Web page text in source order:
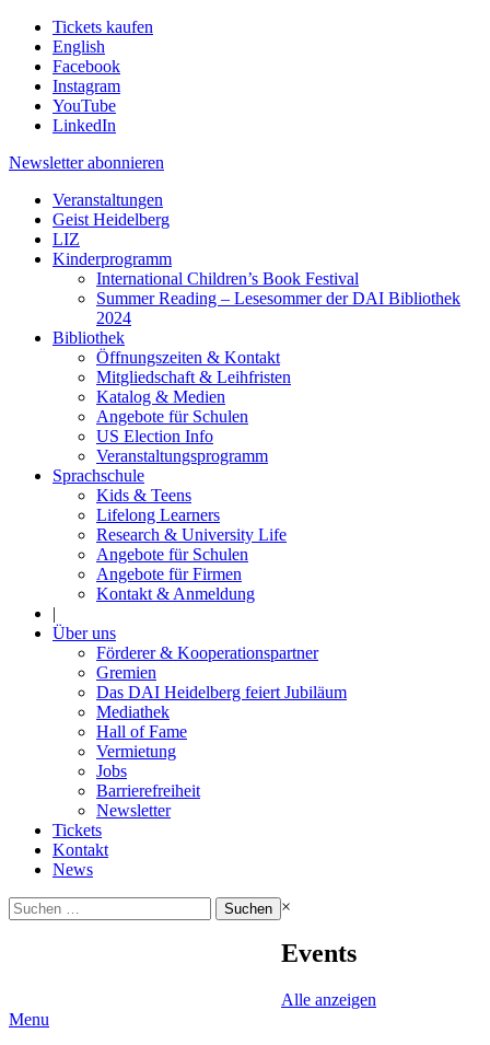
Tickets kaufen
English
Facebook
Instagram
YouTube
LinkedIn
Newsletter abonnieren
Veranstaltungen
Geist Heidelberg
LIZ
Kinderprogramm
International Children’s Book Festival
Summer Reading – Lesesommer der DAI Bibliothek
2024
Bibliothek
Öffnungszeiten & Kontakt
Mitgliedschaft & Leihfristen
Katalog & Medien
Angebote für Schulen
US Election Info
Veranstaltungsprogramm
Sprachschule
Kids & Teens
Lifelong Learners
Research & University Life
Angebote für Schulen
Angebote für Firmen
Kontakt & Anmeldung
|
Über uns
Förderer & Kooperationspartner
Gremien
Das DAI Heidelberg feiert Jubiläum
Mediathek
Hall of Fame
Vermietung
Jobs
Barrierefreiheit
Newsletter
Tickets
Kontakt
News
Suchen
nach:
×
Events
Alle anzeigen
Menu